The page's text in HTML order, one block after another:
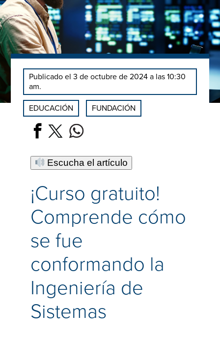
Publicado el 3 de octubre de 2024 a las 10:30
am.
EDUCACIÓN FUNDACIÓN
Escucha el artículo
¡Curso gratuito!
Comprende cómo
se fue
conformando la
Ingeniería de
Sistemas